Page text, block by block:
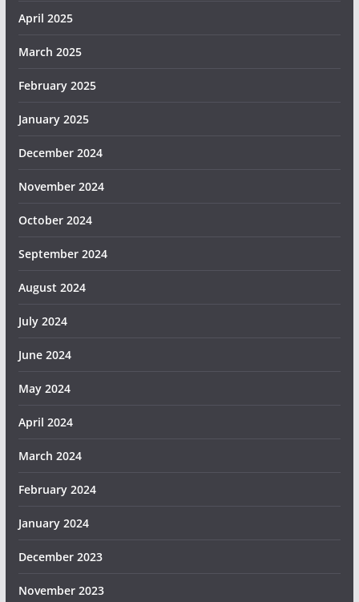
April 2025
March 2025
February 2025
January 2025
December 2024
November 2024
October 2024
September 2024
August 2024
July 2024
June 2024
May 2024
April 2024
March 2024
February 2024
January 2024
December 2023
November 2023